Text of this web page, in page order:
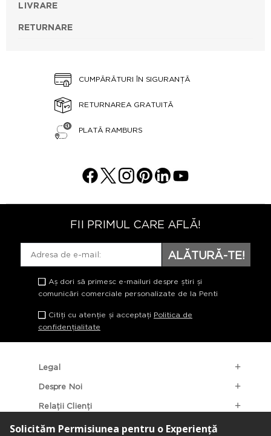
LIVRARE
RETURNARE
CUMPĂRĂTURI ÎN SIGURANȚĂ
RETURNAREA GRATUITĂ
PLATĂ RAMBURS
FII PRIMUL CARE AFLĂ!
ALĂTURĂ-TE!
Aș dori să primesc e-mailuri despre știri și
comunicări comerciale personalizate de la Penti
Citiți cu atenție și acceptați Politica de
confidențialitate
Legal
Despre Noi
Relații Clienți
Categorii Populare